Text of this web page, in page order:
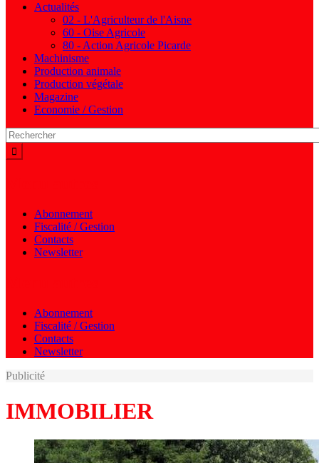
Actualités
02 - L'Agriculteur de l'Aisne
60 - Oise Agricole
80 - Action Agricole Picarde
Machinisme
Production animale
Production végétale
Magazine
Economie / Gestion
Abonnement
Fiscalité / Gestion
Contacts
Newsletter
Abonnement
Fiscalité / Gestion
Contacts
Newsletter
Publicité
IMMOBILIER